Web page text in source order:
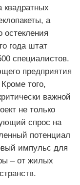
квадратных
а
остекления
года штат
специалистов.
предприятия
того,
важной
не только
спрос на
потенциал
импульс для
– от жилых